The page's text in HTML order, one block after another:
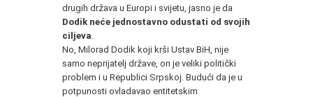
drugih država u Europi i svijetu, jasno je da
Dodik neće jednostavno odustati od svojih
ciljeva
No, Milorad Dodik koji krši Ustav BiH, nije
samo neprijatelj države, on je veliki politički
problem i u Republici Srpskoj. Budući da je u
potpunosti ovladavao entitetskim